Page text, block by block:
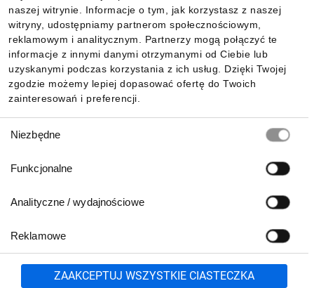
naszej witrynie. Informacje o tym, jak korzystasz z naszej
witryny, udostępniamy partnerom społecznościowym,
reklamowym i analitycznym. Partnerzy mogą połączyć te
informacje z innymi danymi otrzymanymi od Ciebie lub
uzyskanymi podczas korzystania z ich usług. Dzięki Twojej
zgodzie możemy lepiej dopasować ofertę do Twoich
zainteresowań i preferencji.
zgody
Niezbędne
Funkcjonalne
Analityczne / wydajnościowe
Reklamowe
ZAAKCEPTUJ WSZYSTKIE CIASTECZKA
Pobierz naszą aplikację mobilną:
801 500 700 lub
71 37 61 600